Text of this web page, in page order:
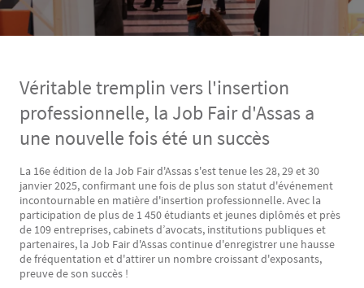
Véritable tremplin vers l'insertion
professionnelle, la Job Fair d'Assas a
une nouvelle fois été un succès
Texte
La 16e édition de la Job Fair d'Assas s'est tenue les 28, 29 et 30
janvier 2025, confirmant une fois de plus son statut d'événement
incontournable en matière d'insertion professionnelle. Avec la
participation de plus de 1 450 étudiants et jeunes diplômés et près
de 109 entreprises, cabinets d’avocats, institutions publiques et
partenaires, la Job Fair d'Assas continue d'enregistrer une hausse
de fréquentation et d'attirer un nombre croissant d'exposants,
preuve de son succès !